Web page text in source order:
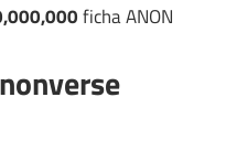
ficha ANON